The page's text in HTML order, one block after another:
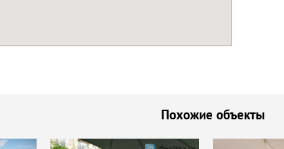
Похожие объекты